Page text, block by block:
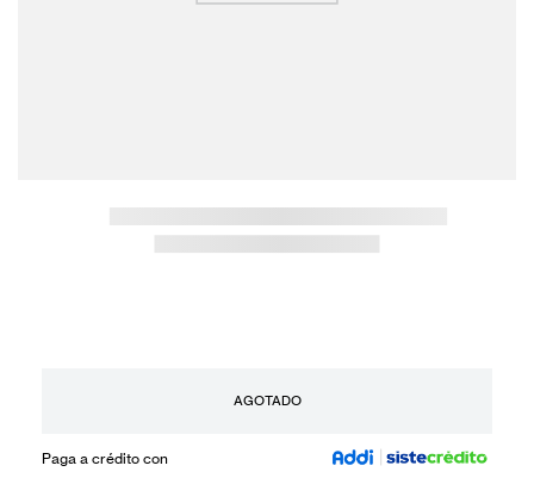
AGOTADO
Paga a crédito con